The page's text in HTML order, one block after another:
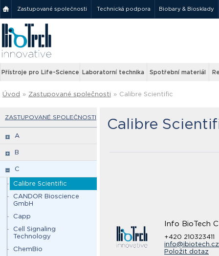
Zastupované společnosti Technická podpora Biobary & Biosklady
Přístroje pro Life-Science Laboratorní technika Spotřební materiál
Úvod » Zastupované společnosti » Calibre Scientific
ZASTUPOVANÉ SPOLEČNOSTI
A
B
C
Calibre Scientific
CANDOR Bioscience
GmbH
Capp
Cell Signaling
Technology
ChemBio
Calibre
Info BioTech
+420 210323411
info@ibiotech.cz
Položit dotaz